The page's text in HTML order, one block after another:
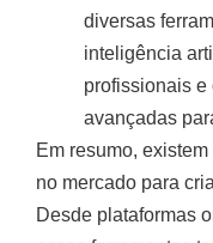
diversas
inteligência
profissionais e
avançadas
Em resumo,
no mercado para
Desde plataformas